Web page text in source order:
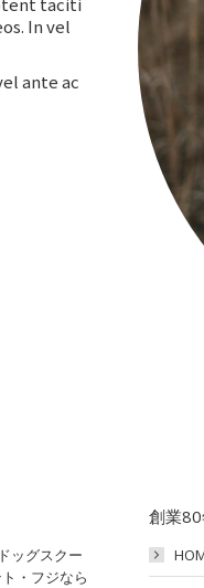
In vel
ante ac
ッグスクー
・フジなら
創業